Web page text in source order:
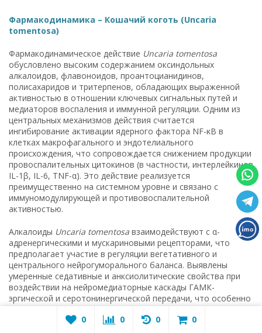
Фармакодинамика – Кошачий коготь (Uncaria
tomentosa)
Фармакодинамическое действие Uncaria tomentosa
обусловлено высоким содержанием оксиндольных
алкалоидов, флавоноидов, проантоцианидинов,
полисахаридов и тритерпенов, обладающих выраженной
активностью в отношении ключевых сигнальных путей и
медиаторов воспаления и иммунной регуляции. Одним из
центральных механизмов действия считается
ингибирование активации ядерного фактора NF-κB в
клетках макрофагального и эндотелиального
происхождения, что сопровождается снижением продукции
провоспалительных цитокинов (в частности, интерлейкинов
IL-1β, IL-6, TNF-α). Это действие реализуется
преимущественно на системном уровне и связано с
иммуномодулирующей и противовоспалительной
активностью.
Алкалоиды Uncaria tomentosa взаимодействуют с α-
адренергическими и мускариновыми рецепторами, что
предполагает участие в регуляции вегетативного и
центрального нейрогуморального баланса. Выявлены
умеренные седативные и анксиолитические свойства при
воздействии на нейромедиаторные каскады ГАМК-
эргической и серотонинергической передачи, что особенно
экстрактов. Установлен также модулирующий эффект на
0 0 0 0